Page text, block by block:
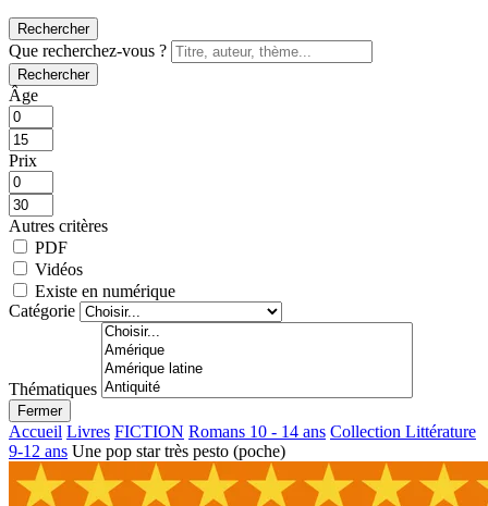
Rechercher
Que recherchez-vous ?
Rechercher
Âge
Prix
Autres critères
PDF
Vidéos
Existe en numérique
Catégorie
Thématiques
Fermer
Accueil Livres FICTION Romans 10 - 14 ans Collection Littérature
9-12 ans Une pop star très pesto (poche)